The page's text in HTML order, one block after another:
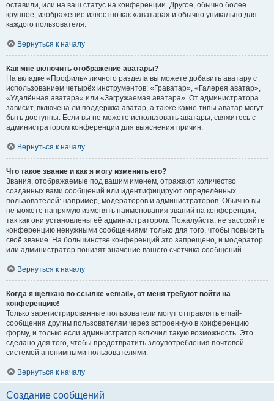
оставили, или на ваш статус на конференции. Другое, обычно более
крупное, изображение известно как «аватара» и обычно уникально для
каждого пользователя.
Вернуться к началу
Как мне включить отображение аватары?
На вкладке «Профиль» личного раздела вы можете добавить аватару с
использованием четырёх инструментов: «Граватар», «Галерея аватар»,
«Удалённая аватара» или «Загружаемая аватара». От администратора
зависит, включена ли поддержка аватар, а также какие типы аватар могут
быть доступны. Если вы не можете использовать аватары, свяжитесь с
администратором конференции для выяснения причин.
Вернуться к началу
Что такое звание и как я могу изменить его?
Звания, отображаемые под вашим именем, отражают количество
созданных вами сообщений или идентифицируют определённых
пользователей: например, модераторов и администраторов. Обычно вы
не можете напрямую изменять наименования званий на конференции,
так как они установлены её администратором. Пожалуйста, не засоряйте
конференцию ненужными сообщениями только для того, чтобы повысить
своё звание. На большинстве конференций это запрещено, и модератор
или администратор понизят значение вашего счётчика сообщений.
Вернуться к началу
Когда я щёлкаю по ссылке «email», от меня требуют войти на
конференцию!
Только зарегистрированные пользователи могут отправлять email-
сообщения другим пользователям через встроенную в конференцию
форму, и только если администратор включил такую возможность. Это
сделано для того, чтобы предотвратить злоупотребления почтовой
системой анонимными пользователями.
Вернуться к началу
Создание сообщений